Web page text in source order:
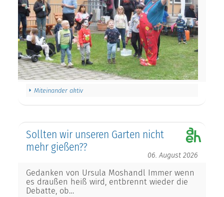
Miteinander aktiv
Sollten wir unseren Garten nicht
mehr gießen??
06. August 2026
Gedanken von Ursula Moshandl Immer wenn
es draußen heiß wird, entbrennt wieder die
Debatte, ob…